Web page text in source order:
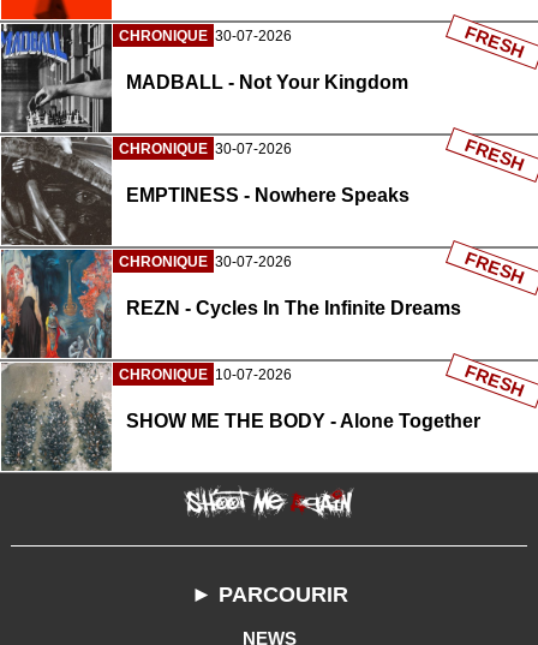
CHRONIQUE 30-07-2026
MADBALL - Not Your Kingdom
FRESH
CHRONIQUE 30-07-2026
EMPTINESS - Nowhere Speaks
FRESH
CHRONIQUE 30-07-2026
REZN - Cycles In The Infinite Dreams
FRESH
CHRONIQUE 10-07-2026
SHOW ME THE BODY - Alone Together
FRESH
► PARCOURIR
NEWS